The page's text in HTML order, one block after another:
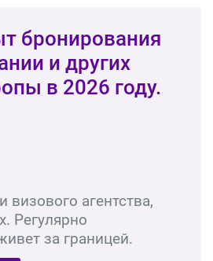
бронирования
и других
в 2026 году.
визового агентства,
Регулярно
за границей.